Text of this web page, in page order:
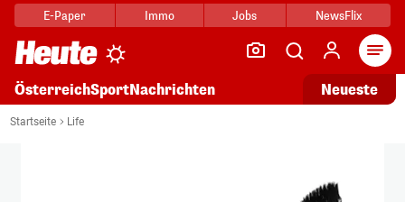
E-Paper Immo Jobs NewsFlix
ÖsterreichSportNachrichten Neueste
Startseite Life